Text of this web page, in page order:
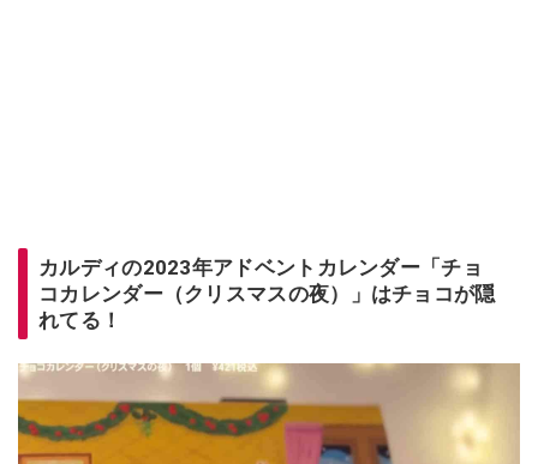
カルディの2023年アドベントカレンダー「チョ
コカレンダー（クリスマスの夜）」はチョコが隠
れてる！